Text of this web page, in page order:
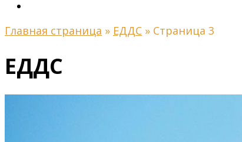
Главная страница » ЕДДС » Страница 3
ЕДДС